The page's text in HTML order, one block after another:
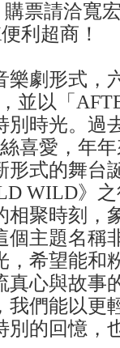
購票請洽寬
利超商！
樂劇形式，
並以「
別時光。過
喜愛，年
形式的舞台
WILD》
相聚時刻，
個主題名稱
，希望能和
真心與故事
我們能以更
別的回憶，